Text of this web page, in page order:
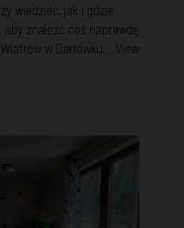
wiedzieć, jak i gdzie
znaleźć coś naprawdę
w Darłówku,… View